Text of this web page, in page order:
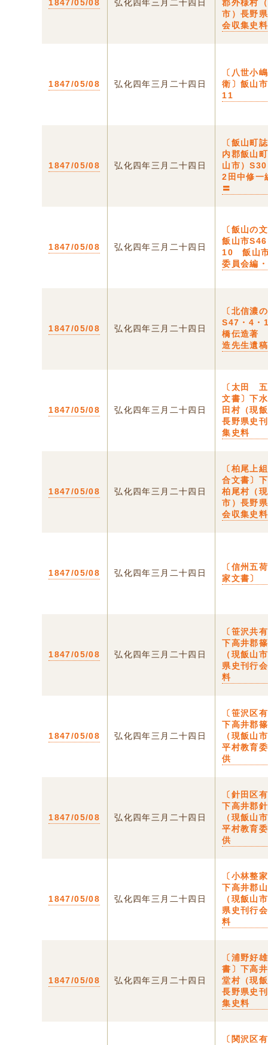
1847/05/08 弘化四年三月二十四日
郡外様村
市）長野
会収集史料
1847/05/08 弘化四年三月二十四日
〔八世小
衛〕飯山
11
1847/05/08 弘化四年三月二十四日
〔飯山町
内郡飯山
山市）
2田中修一
〓
1847/05/08 弘化四年三月二十四日
〔飯山の
飯山市
10 飯山
委員会編
1847/05/08 弘化四年三月二十四日
〔北信濃
S47・4
橋伝造著
造先生遺
1847/05/08 弘化四年三月二十四日
〔太田
文書〕下
田村（現
長野県史
集史料
1847/05/08 弘化四年三月二十四日
〔柏尾上
合文書〕
柏尾村（
市）長野
会収集史料
1847/05/08 弘化四年三月二十四日
〔信州五
家文書〕
1847/05/08 弘化四年三月二十四日
〔笹沢共
下高井郡
（現飯山
県史刊行
料
1847/05/08 弘化四年三月二十四日
〔笹沢区
下高井郡
（現飯山
平村教育
供
1847/05/08 弘化四年三月二十四日
〔針田区
下高井郡
（現飯山
平村教育
供
1847/05/08 弘化四年三月二十四日
〔小林整
下高井郡
（現飯山
県史刊行
料
1847/05/08 弘化四年三月二十四日
〔浦野好
書〕下高
堂村（現
長野県史
集史料
〔関沢区